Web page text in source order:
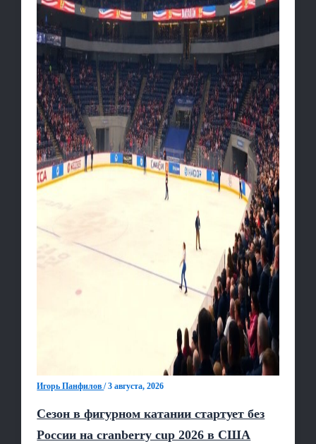
Игорь Панфилов/3 августа, 2026
Сезон в фигурном катании стартует без
России на cranberry cup 2026 в США